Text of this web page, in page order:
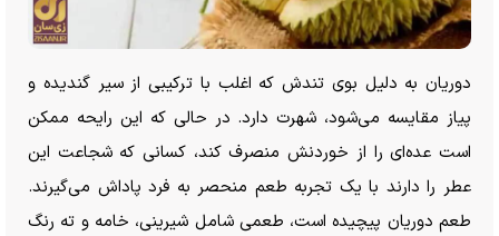
دوریان به دلیل بوی تندش که اغلب با ترکیبی از سیر گندیده و
پیاز مقایسه می‌شود، شهرت دارد. در حالی که این رایحه ممکن
است عده‌ای را از خوردنش منصرف کند، کسانی که شجاعت این
عطر را دارند با یک تجربه طعم منحصر به فرد پاداش می‌گیرند.
طعم دوریان پیچیده است، طعمی شامل شیرینی، خامه و ته رنگ